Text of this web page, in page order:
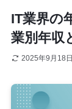
IT業界の
業別年収
2025年9月18日